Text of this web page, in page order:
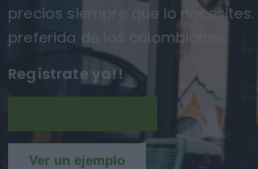
precios siempre que lo necesites.
preferida de los colombianos.
Regístrate ya!!
Ver un ejemplo